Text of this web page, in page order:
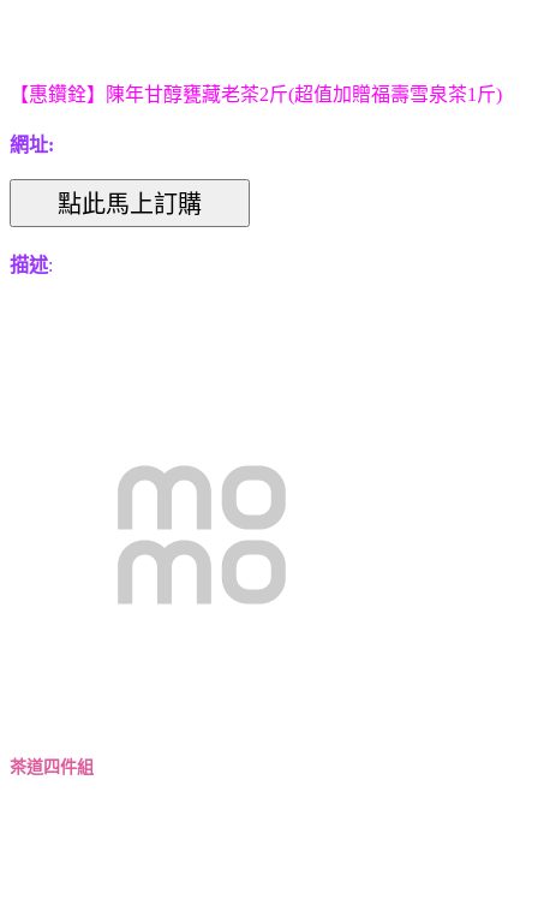
【惠鑽銓】陳年甘醇甕藏老茶2斤(超值加贈福壽雪泉茶1斤)
網址:
描述:
茶道四件組